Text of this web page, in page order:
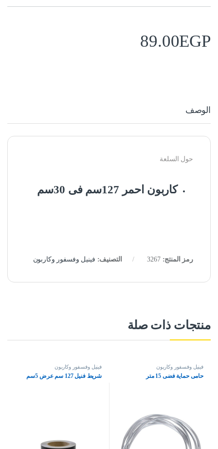
89.00EGP
الوصف
حول السلعة
كاربون احمر 127سم فى 30سم
رمز المنتج:3267 التصنيف: فينيل وفسفور وكاربون
منتجات ذات صلة
فينيل وفسفور وكاربون
حامى حماية فضى 15 متر
فينيل وفسفور وكاربون
شريط فنيل 127 سم عرض 5سم